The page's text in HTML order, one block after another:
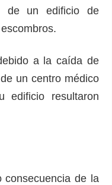
de un edificio de
a la caída de
un centro médico
edificio resultaron
consecuencia de la